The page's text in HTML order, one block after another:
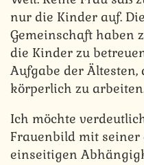
nur die Kinder auf.
Gemeinschaft haben
die Kinder zu
Aufgabe der Ältesten,
körperlich zu
Ich möchte
Frauenbild mit seiner
einseitigen